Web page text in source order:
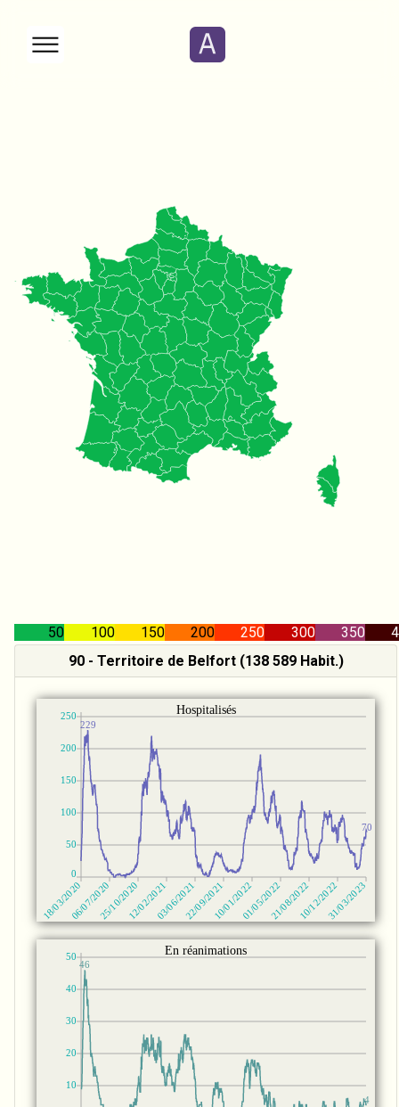
50 100 150 200 250 300 350
90 - Territoire de Belfort (138 589 Habit.)